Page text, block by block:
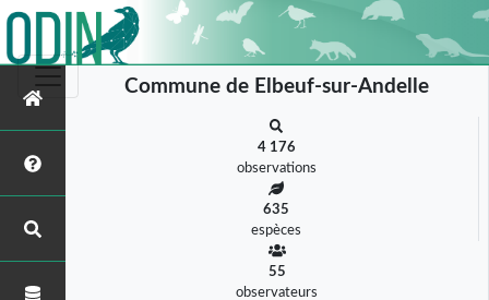
Commune de Elbeuf-sur-Andelle
4 176
observations
635
espèces
55
observateurs